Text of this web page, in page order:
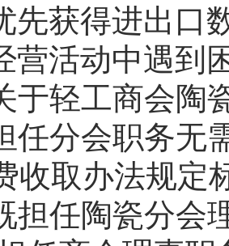
先获得进出口
营活动中遇到
于轻工商会陶
任分会职务无
收取办法规定
担任陶瓷分会